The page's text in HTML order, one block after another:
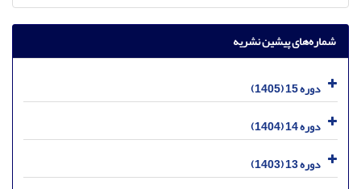
شماره‌های پیشین نشریه
دوره 15 (1405)
دوره 14 (1404)
دوره 13 (1403)